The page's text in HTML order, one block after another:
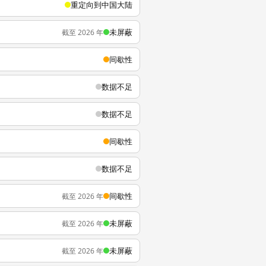
重定向到中国大陆
截至 2026 年 未屏蔽
间歇性
数据不足
数据不足
间歇性
数据不足
截至 2026 年 间歇性
截至 2026 年 未屏蔽
截至 2026 年 未屏蔽